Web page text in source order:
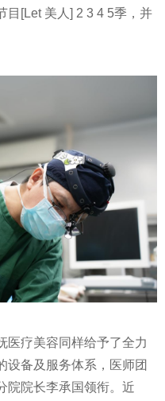
目[Let 美人] 2 3 4 5季，并
医疗美容同样给予了全力
设备及服务体系，医师团
院长李承国领衔。 近